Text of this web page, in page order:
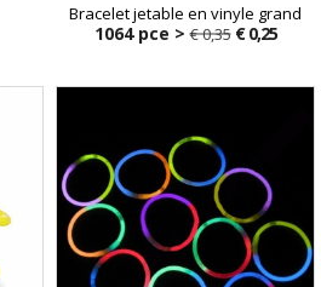
Bracelet jetable en vinyle grand
1064 pce >€ 0,35 € 0,25